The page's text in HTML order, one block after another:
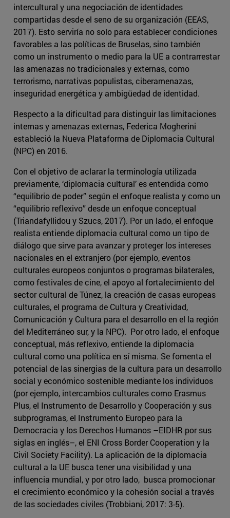
intercultural y una negociación de identidades
compartidas desde el seno de su organización (EEAS,
2017). Esto serviría no solo para establecer condiciones
favorables a las políticas de Bruselas, sino también
como un instrumento o medio para la UE a contrarrestar
las amenazas no tradicionales y externas, como
terrorismo, narrativas populistas, ciberamenazas,
inseguridad energética y ambigüedad de identidad.
Respecto a la dificultad para distinguir las limitaciones
internas y amenazas externas, Federica Mogherini
estableció la Nueva Plataforma de Diplomacia Cultural
(NPC) en 2016.
Con el objetivo de aclarar la terminología utilizada
previamente, ‘diplomacia cultural’ es entendida como
“equilibrio de poder” según el enfoque realista y como un
“equilibrio reflexivo” desde un enfoque conceptual
(Triandafyllidou y Szucs, 2017). Por un lado, el enfoque
realista entiende diplomacia cultural como un tipo de
diálogo que sirve para avanzar y proteger los intereses
nacionales en el extranjero (por ejemplo, eventos
culturales europeos conjuntos o programas bilaterales,
como festivales de cine, el apoyo al fortalecimiento del
sector cultural de Túnez, la creación de casas europeas
culturales, el programa de Cultura y Creatividad,
Comunicación y Cultura para el desarrollo en el la región
del Mediterráneo sur, y la NPC). Por otro lado, el enfoque
conceptual, más reflexivo, entiende la diplomacia
cultural como una política en sí misma. Se fomenta el
potencial de las sinergias de la cultura para un desarrollo
social y económico sostenible mediante los individuos
(por ejemplo, intercambios culturales como Erasmus
Plus, el Instrumento de Desarrollo y Cooperación y sus
subprogramas, el Instrumento Europeo para la
Democracia y los Derechos Humanos –EIDHR por sus
siglas en inglés–, el ENI Cross Border Cooperation y la
Civil Society Facility). La aplicación de la diplomacia
cultural a la UE busca tener una visibilidad y una
influencia mundial, y por otro lado, busca promocionar
el crecimiento económico y la cohesión social a través
de las sociedades civiles (Trobbiani, 2017: 3-5).